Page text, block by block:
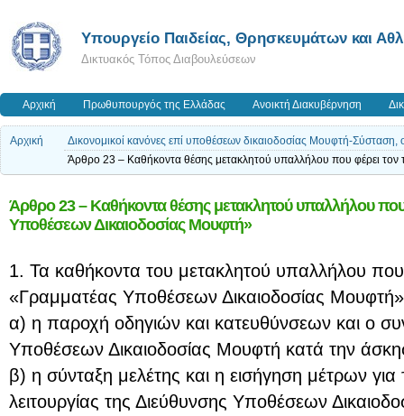
Υπουργείο Παιδείας, Θρησκευμάτων και
Δικτυακός Τόπος Διαβουλεύσεων
Αρχική Πρωθυπουργός της Ελλάδας Ανοικτή Διακυβέρνηση
Αρχική
Δικονομικοί κανόνες επί υποθέσεων δικαιοδοσίας Μουφτή-
Άρθρο 23 – Καθήκοντα θέσης μετακλητού υπαλλήλου που φέρει τον
Άρθρο 23 – Καθήκοντα θέσης μετακλητού υπαλλήλου που
Υποθέσεων Δικαιοδοσίας Μουφτή»
1. Τα καθήκοντα του μετακλητού υπαλλήλου που
«Γραμματέας Υποθέσεων Δικαιοδοσίας Μουφτή»
α) η παροχή οδηγιών και κατευθύνσεων και ο
Υποθέσεων Δικαιοδοσίας Μουφτή κατά την
β) η σύνταξη μελέτης και η εισήγηση μέτρων για
λειτουργίας της Διεύθυνσης Υποθέσεων